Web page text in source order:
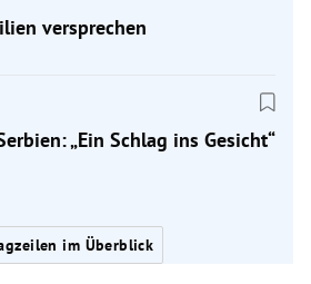
versprechen
„Ein Schlag ins Gesicht“
im Überblick